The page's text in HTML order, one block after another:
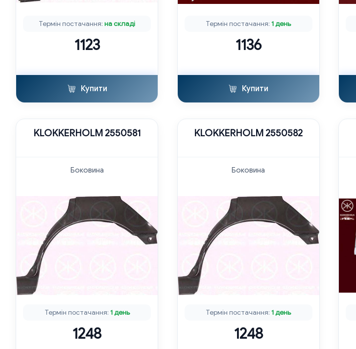
Термін постачання:на складі
1123
Купити
Термін постачання:1 день
1136
Купити
KLOKKERHOLM 2550581
Боковина
Термін постачання: 1 день
1248
KLOKKERHOLM 2550582
Боковина
Термін постачання:1 день
1248